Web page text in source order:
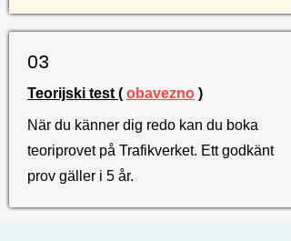
03
Teorijski test ( obavezno )
När du känner dig redo kan du boka
teoriprovet på Trafikverket. Ett godkänt
prov gäller i 5 år.